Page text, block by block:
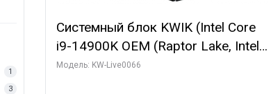
1
3
Системный блок KWIK (Intel Core
i9-14900K OEM (Raptor Lake, Intel
7, C24 16EC/8PC/ 64 ГБ ОЗУ (2
Модель: KW-Live0066